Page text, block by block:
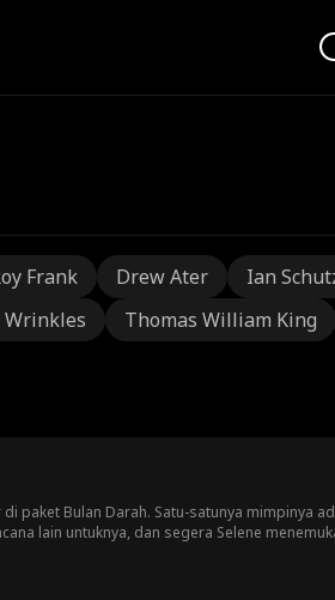
Frank Drew Ater Ian
Wrinkles Thomas William King
paket Bulan Darah. Satu-satunya mimpinya
lain untuknya, dan segera Selene